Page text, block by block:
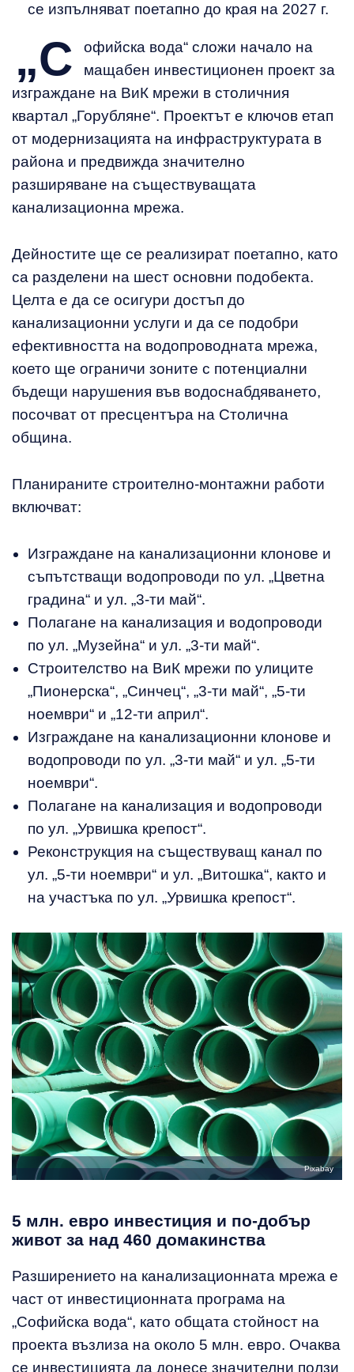
се изпълняват поетапно до края на 2027 г.
„С
офийска вода“ сложи начало на
мащабен инвестиционен проект за
изграждане на ВиК мрежи в столичния
квартал „Горубляне“. Проектът е ключов етап
от модернизацията на инфраструктурата в
района и предвижда значително
разширяване на съществуващата
канализационна мрежа.
Дейностите ще се реализират поетапно, като
са разделени на шест основни подобекта.
Целта е да се осигури достъп до
канализационни услуги и да се подобри
ефективността на водопроводната мрежа,
което ще ограничи зоните с потенциални
бъдещи нарушения във водоснабдяването,
посочват от пресцентъра на Столична
община.
Планираните строително-монтажни работи
включват:
Изграждане на канализационни клонове и
съпътстващи водопроводи по ул. „Цветна
градина“ и ул. „3-ти май“.
Полагане на канализация и водопроводи
по ул. „Музейна“ и ул. „3-ти май“.
Строителство на ВиК мрежи по улиците
„Пионерска“, „Синчец“, „3-ти май“, „5-ти
ноември“ и „12-ти април“.
Изграждане на канализационни клонове и
водопроводи по ул. „3-ти май“ и ул. „5-ти
ноември“.
Полагане на канализация и водопроводи
по ул. „Урвишка крепост“.
Реконструкция на съществуващ канал по
ул. „5-ти ноември“ и ул. „Витошка“, както и
на участъка по ул. „Урвишка крепост“.
Pixabay
5 млн. евро инвестиция и по-добър
живот за над 460 домакинства
Разширението на канализационната мрежа е
част от инвестиционната програма на
„Софийска вода“, като общата стойност на
проекта възлиза на около 5 млн. евро. Очаква
се инвестицията да донесе значителни ползи